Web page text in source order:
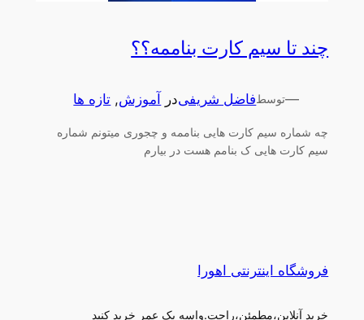
چند تا سیم کارت بناممه؟؟
—توسطفاضل شریفیدر آموزش, تازه ها
چه شماره سیم کارت هایی بناممه و چجوری میتونم شماره
سیم کارت هایی ک بنامم هست در بیارم
فروشگاه اینترنتی اهورا
خرید آنلاین،مطمئن،راحت.واسه یک عمر خرید کنید